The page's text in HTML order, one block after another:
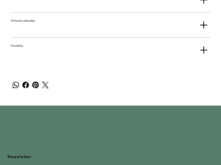
Fecha de caducidad.
Price €/kg
Newsletter